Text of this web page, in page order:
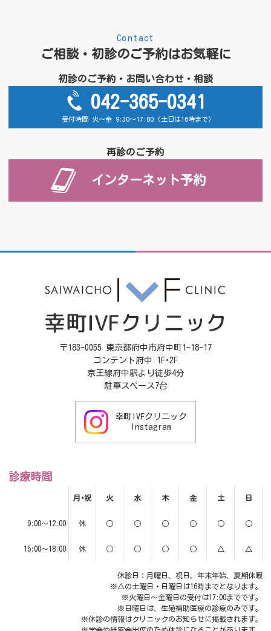
ご相談・初診のご予約はお気軽に
Contact
初診のご予約・お問い合わせ・相談
042-365-0341
受付時間 火～金 9:30～17:00 (土日は16時まで)
再診のご予約
インターネット予約
〒183-0055 東京都府中市府中町1-18-17
コンテント府中 1F･2F
京王線府中駅より徒歩4分
駐車スペース7台
幸町IVFクリニック
Instagram
診療時間
月･祝 火 水 木 金 土 日
9:00～12:00 休 ○ ○ ○ ○ ○ ○
15:00～18:00 休 ○ ○ ○ ○ △ △
休診日：月曜日、祝日、年末年始、夏期休暇
※△の土曜日・日曜日は16時までとなります。
※火曜日～金曜日の受付は17:00までです。
※日曜日は、生殖補助医療の診療のみです。
※休診の情報はクリニックのお知らせに掲載されます。